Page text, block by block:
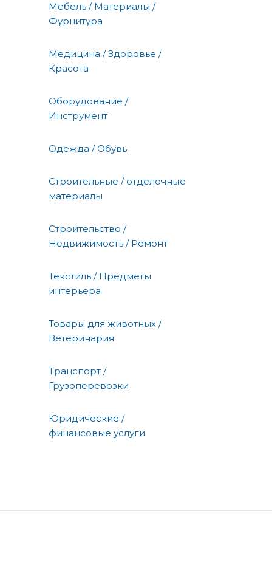
Мебель / Материалы /
Фурнитура
Медицина / Здоровье /
Красота
Оборудование /
Инструмент
Одежда / Обувь
Строительные / отделочные
материалы
Строительство /
Недвижимость / Ремонт
Текстиль / Предметы
интерьера
Товары для животных /
Ветеринария
Транспорт /
Грузоперевозки
Юридические /
финансовые услуги